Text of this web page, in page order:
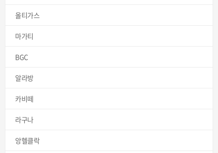
올티가스
마가티
BGC
알라방
카비떼
라구나
앙헬클락